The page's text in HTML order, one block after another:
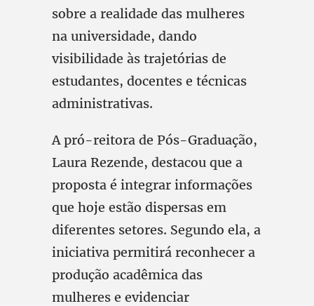
sobre a realidade das mulheres
na universidade, dando
visibilidade às trajetórias de
estudantes, docentes e técnicas
administrativas.
A pró-reitora de Pós-Graduação,
Laura Rezende, destacou que a
proposta é integrar informações
que hoje estão dispersas em
diferentes setores. Segundo ela, a
iniciativa permitirá reconhecer a
produção acadêmica das
mulheres e evidenciar